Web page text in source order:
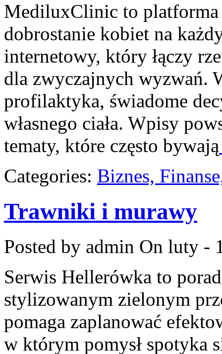
MediluxClinic to platforma
dobrostanie kobiet na
internetowy, który łączy
dla zwyczajnych wyzwań.
profilaktyka, świadome
własnego ciała. Wpisy
tematy, które często bywają
Categories: Biznes,
Trawniki i murawy
Posted by admin On luty -
Serwis Hellerówka to
stylizowanym zielonym
pomaga zaplanować
w którym pomysł spotyka